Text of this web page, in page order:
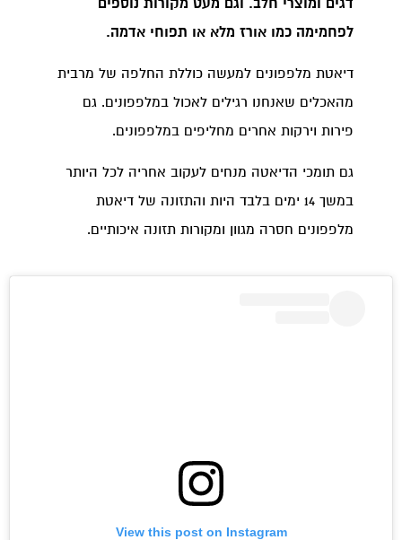
דגים ומוצרי חלב. וגם מעט מקורות נוספים
לפחמימה כמו אורז מלא או תפוחי אדמה.
דיאטת מלפפונים למעשה כוללת החלפה של מרבית
מהאכלים שאנחנו רגילים לאכול במלפפונים. גם
פירות וירקות אחרים מחליפים במלפפונים.
גם תומכי הדיאטה מנחים לעקוב אחריה לכל היותר
במשך 14 ימים בלבד היות והתזונה של דיאטת
מלפפונים חסרה מגוון ומקורות תזונה איכותיים.
View this post on Instagram